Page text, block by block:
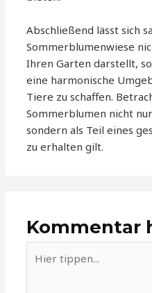
Abschließend lässt sich
Sommerblumenwiese
Ihren Garten darstellt,
eine harmonische
Tiere zu schaffen.
Sommerblumen nicht
sondern als Teil eines
zu erhalten gilt.
Kommentar
tippen...